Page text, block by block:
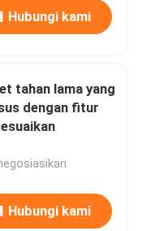
Hubungi kami
tahan lama yang
dengan fitur
Hubungi kami